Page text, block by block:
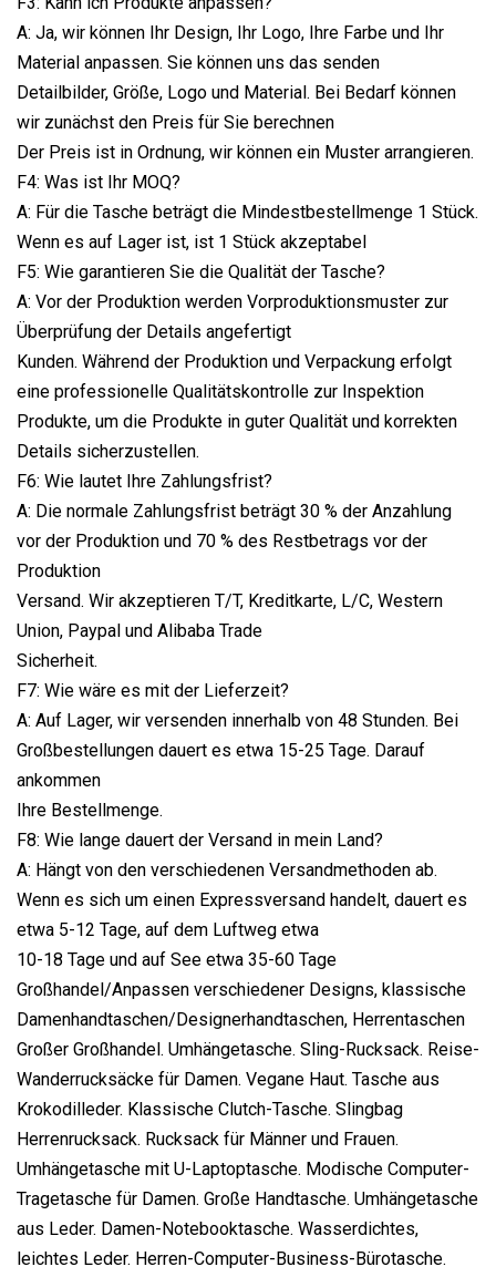
A: Ja, wir können Ihr Design, Ihr Logo, Ihre Farbe und Ihr
Material anpassen. Sie können uns das senden
Detailbilder, Größe, Logo und Material. Bei Bedarf können
wir zunächst den Preis für Sie berechnen
Der Preis ist in Ordnung, wir können ein Muster arrangieren.
F4: Was ist Ihr MOQ?
A: Für die Tasche beträgt die Mindestbestellmenge 1 Stück.
Wenn es auf Lager ist, ist 1 Stück akzeptabel
F5: Wie garantieren Sie die Qualität der Tasche?
A: Vor der Produktion werden Vorproduktionsmuster zur
Überprüfung der Details angefertigt
Kunden. Während der Produktion und Verpackung erfolgt
eine professionelle Qualitätskontrolle zur Inspektion
Produkte, um die Produkte in guter Qualität und korrekten
Details sicherzustellen.
F6: Wie lautet Ihre Zahlungsfrist?
A: Die normale Zahlungsfrist beträgt 30 % der Anzahlung
vor der Produktion und 70 % des Restbetrags vor der
Produktion
Versand. Wir akzeptieren T/T, Kreditkarte, L/C, Western
Union, Paypal und Alibaba Trade
Sicherheit.
F7: Wie wäre es mit der Lieferzeit?
A: Auf Lager, wir versenden innerhalb von 48 Stunden. Bei
Großbestellungen dauert es etwa 15-25 Tage. Darauf
ankommen
Ihre Bestellmenge.
F8: Wie lange dauert der Versand in mein Land?
A: Hängt von den verschiedenen Versandmethoden ab.
Wenn es sich um einen Expressversand handelt, dauert es
etwa 5-12 Tage, auf dem Luftweg etwa
10-18 Tage und auf See etwa 35-60 Tage
Großhandel/Anpassen verschiedener Designs, klassische
Damenhandtaschen/Designerhandtaschen, Herrentaschen
Großer Großhandel. Umhängetasche. Sling-Rucksack. Reise-
Wanderrucksäcke für Damen. Vegane Haut. Tasche aus
Krokodilleder. Klassische Clutch-Tasche. Slingbag
Herrenrucksack. Rucksack für Männer und Frauen.
Umhängetasche mit U-Laptoptasche. Modische Computer-
Tragetasche für Damen. Große Handtasche. Umhängetasche
aus Leder. Damen-Notebooktasche. Wasserdichtes,
leichtes Leder. Herren-Computer-Business-Bürotasche.